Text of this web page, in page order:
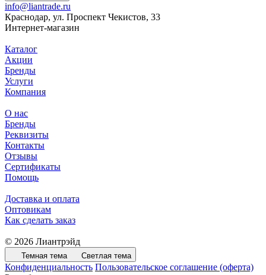
info@liantrade.ru
Краснодар, ул. Проспект Чекистов, 33
Интернет-магазин
Каталог
Акции
Бренды
Услуги
Компания
О нас
Бренды
Реквизиты
Контакты
Отзывы
Сертификаты
Помощь
Доставка и оплата
Оптовикам
Как сделать заказ
© 2026 Лиантрэйд
Темная тема Светлая тема
Конфиденциальность Пользовательское соглашение (оферта)